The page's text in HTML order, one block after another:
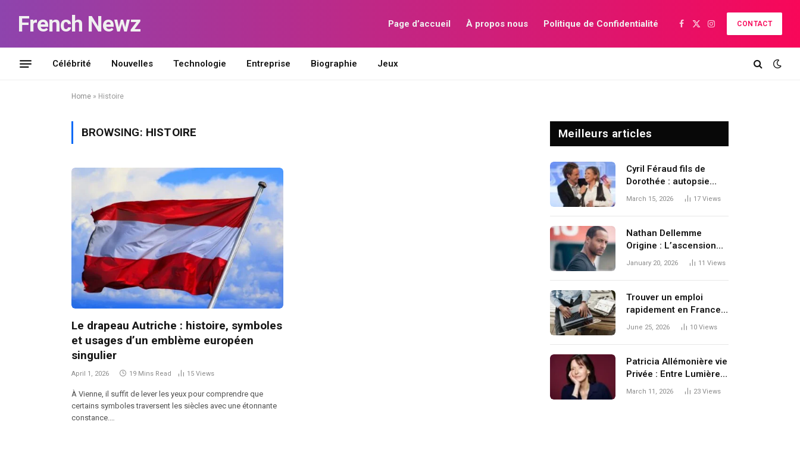
French Newz Page d’accueil À propos nous Politique de Confidentialité Facebook
X
Instagram
CONTACT
Célébrité Nouvelles Technologie Entreprise Biographie Jeux
Home » Histoire
BROWSING: HISTOIRE
Le drapeau Autriche : histoire, symboles
et usages d’un emblème européen
singulier
April 1, 2026 19 Mins Read 15 Views
À Vienne, il suffit de lever les yeux pour comprendre que
certains symboles traversent les siècles avec une étonnante
constance.…
Meilleurs articles
Cyril Féraud fils de
Dorothée : autopsie
d’une rumeur qui colle
March 15, 2026 17 Views
Nathan Dellemme
Origine : L’ascension
d’un talent entre
January 20, 2026 11 Views
Trouver un emploi
rapidement en France :
quelles sont les vraies
June 25, 2026 10 Views
Patricia Allémonière vie
Privée : Entre Lumière
Professionnelle et
March 11, 2026 23 Views